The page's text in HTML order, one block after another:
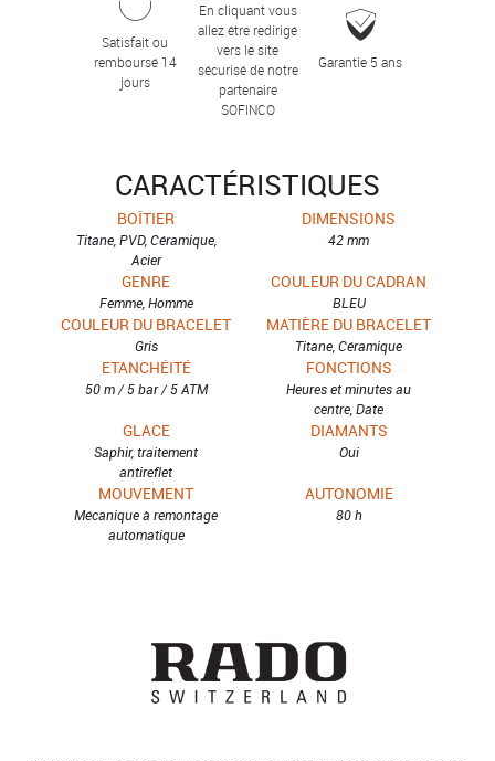
Satisfait ou
remboursé 14
jours
En cliquant vous
allez être redirigé
vers le site
sécurisé de notre
partenaire
SOFINCO
Garantie 5 ans
CARACTÉRISTIQUES
BOÎTIER
Titane, PVD, Céramique,
Acier
DIMENSIONS
42 mm
GENRE
Femme, Homme
COULEUR DU CADRAN
BLEU
COULEUR DU BRACELET
Gris
MATIÈRE DU BRACELET
Titane, Céramique
ETANCHÉITÉ
50 m / 5 bar / 5 ATM
FONCTIONS
Heures et minutes au
centre, Date
GLACE
Saphir, traitement
antireflet
DIAMANTS
Oui
MOUVEMENT
Mécanique à remontage
automatique
AUTONOMIE
80 h